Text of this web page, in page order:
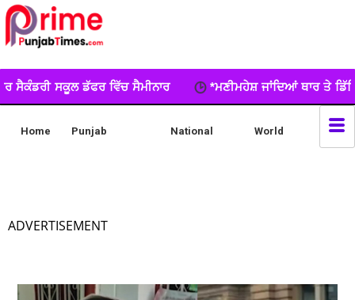
ਸੈਮੀਨਾਰ *ਮਣੀਮਹੇਸ਼ ਜਾਂਦਿਆਂ ਥਾਰ ਤੇ ਡਿੱਗਿਆ ਪੱਥਰ,ਪਿੰਡ ਮੱਲੀਆਂ ਦੇ
Home Punjab National World
ADVERTISEMENT